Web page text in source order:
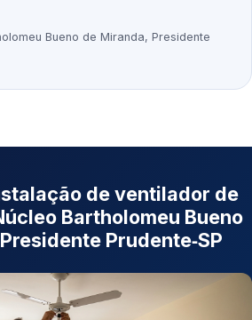
Bueno de Miranda, Presidente
de ventilador de
Bartholomeu Bueno
Prudente‑SP